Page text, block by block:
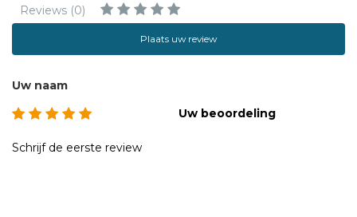
Reviews (0)
Plaats uw review
Uw naam
Uw beoordeling
Schrijf de eerste review